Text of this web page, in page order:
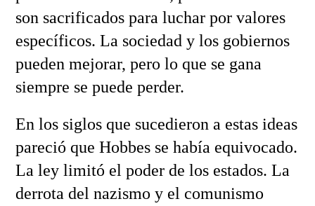
son sacrificados para luchar por valores
específicos. La sociedad y los gobiernos
pueden mejorar, pero lo que se gana
siempre se puede perder.
En los siglos que sucedieron a estas ideas
pareció que Hobbes se había equivocado.
La ley limitó el poder de los estados. La
derrota del nazismo y el comunismo